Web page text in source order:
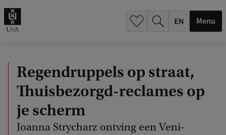
Menu
Regendruppels op straat,
Thuisbezorgd-reclames op
je scherm
Joanna Strycharz ontving een Veni-